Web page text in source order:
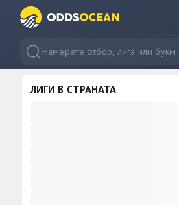
ЛИГИ В СТРАНАТА